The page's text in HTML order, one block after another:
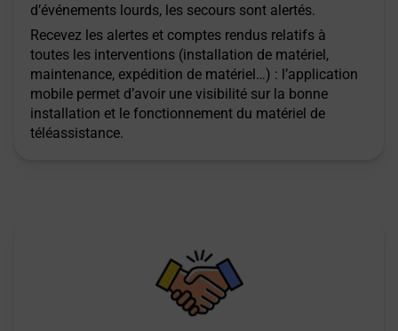
d’événements lourds, les secours sont alertés.
Recevez les alertes et comptes rendus relatifs à
toutes les interventions (installation de matériel,
maintenance, expédition de matériel…) : l’application
mobile permet d’avoir une visibilité sur la bonne
installation et le fonctionnement du matériel de
téléassistance.